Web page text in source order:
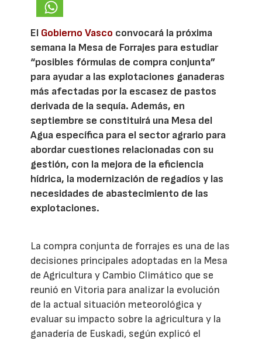
El Gobierno Vasco convocará la próxima
semana la Mesa de Forrajes para estudiar
“posibles fórmulas de compra conjunta”
para ayudar a las explotaciones ganaderas
más afectadas por la escasez de pastos
derivada de la sequía. Además, en
septiembre se constituirá una Mesa del
Agua específica para el sector agrario para
abordar cuestiones relacionadas con su
gestión, con la mejora de la eficiencia
hídrica, la modernización de regadíos y las
necesidades de abastecimiento de las
explotaciones.
La compra conjunta de forrajes es una de las
decisiones principales adoptadas en la Mesa
de Agricultura y Cambio Climático que se
reunió en Vitoria para analizar la evolución
de la actual situación meteorológica y
evaluar su impacto sobre la agricultura y la
ganadería de Euskadi, según explicó el